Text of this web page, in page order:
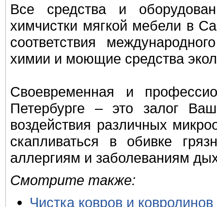
Все средства и
химчистки мягкой мебели в
соответствия
химии и моющие средства
Своевременная и
Петербурге – это залог
воздействия различных
скапливаться в обивке
аллергиям и заболеваниям
Смотрите также:
Чистка ковров и ковролинов